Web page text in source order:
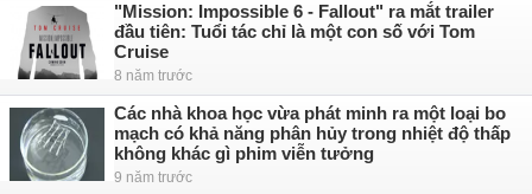
"Mission: Impossible 6 - Fallout" ra mắt trailer
đầu tiên: Tuổi tác chỉ là một con số với Tom
Cruise
8 năm trước
Các nhà khoa học vừa phát minh ra một loại bo
mạch có khả năng phân hủy trong nhiệt độ thấp
không khác gì phim viễn tưởng
9 năm trước